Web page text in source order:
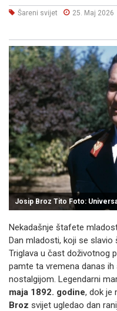
Šareni svijet 25. Maj 2026
Josip Broz Tito Foto:
Nekadašnje štafete
Dan mladosti, koji se
Triglava u čast doživotnog
pamte ta vremena danas
nostalgijom. Legendarni
maja 1892. godine, dok je
Broz svijet ugledao dan